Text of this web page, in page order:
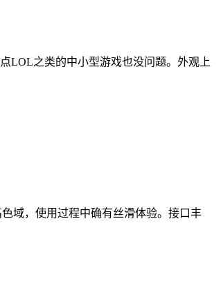
LOL之类的中小型游戏也没问题。外观上
域，使用过程中确有丝滑体验。接口丰